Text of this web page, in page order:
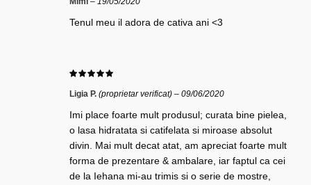
Tenul meu il adora de cativa ani <3
Ligia P. (proprietar verificat) – 09/06/2020
Imi place foarte mult produsul; curata bine pielea,
o lasa hidratata si catifelata si miroase absolut
divin. Mai mult decat atat, am apreciat foarte mult
forma de prezentare & ambalare, iar faptul ca cei
de la Iehana mi-au trimis si o serie de mostre,